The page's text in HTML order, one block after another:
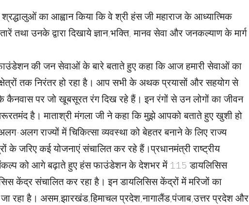
श्रद्धालुओं का आह्वान किया कि वे श्री हंस जी महाराज के आध्यात्मिक
तथा उनके द्वारा दिखाये ज्ञान,भक्ति, मानव सेवा और जनकल्याण के मार्ग
की जन सेवाओं के बारे बताते हुए कहा कि आज हमारी सेवाओं का
क्षेत्रों तक निरंतर हो रहा है। आप सभी के अथक प्रयासों और सहयोग से
पर जो खूबसूरत रंग दिख रहे हैं। इन रंगों से उन लोगों का जीवन
है। माताश्री मंगला जी ने कहा कि मुझे आपको बताते हुए खुशी हो
अलग राज्यों में चिकित्सा व्यवस्था को बेहतर बनाने के लिए राज्य
के जरिए कई योजनाएं संचालित कर रहे हैं।प्रधानमंत्री राष्ट्रीय
को आगे बढ़ाते हुए हंस फाउंडेशन के देशभर में 115 डायलिसिस
केंद्र संचालित कर रहा है। इन डायलिसिस केंद्रों में मरिजों का
रहा है। असम,झारखंड,हिमाचल प्रदेश,नागालैंड,पंजाब,उत्तर प्रदेश और